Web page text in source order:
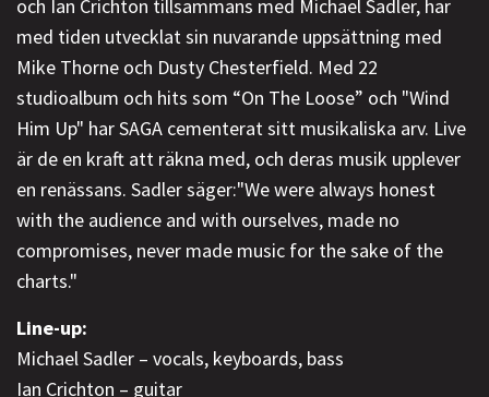
och Ian Crichton tillsammans med Michael Sadler, har
med tiden utvecklat sin nuvarande uppsättning med
Mike Thorne och Dusty Chesterfield. Med 22
studioalbum och hits som “On The Loose” och "Wind
Him Up" har SAGA cementerat sitt musikaliska arv. Live
är de en kraft att räkna med, och deras musik upplever
en renässans. Sadler säger:"We were always honest
with the audience and with ourselves, made no
compromises, never made music for the sake of the
charts."
Line-up:
Michael Sadler – vocals, keyboards, bass
Ian Crichton – guitar